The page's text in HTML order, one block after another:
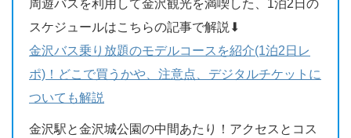
周遊バスを利用して金沢観光を満喫した、1泊2日の
スケジュールはこちらの記事で解説⬇︎
金沢バス乗り放題のモデルコースを紹介(1泊2日レ
ポ)！どこで買うかや、注意点、デジタルチケットに
ついても解説
金沢駅と金沢城公園の中間あたり！アクセスとコス